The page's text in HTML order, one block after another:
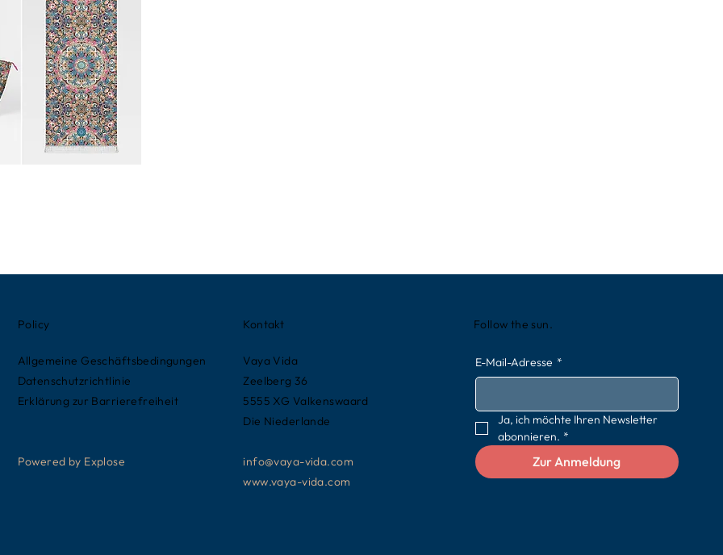
Policy
Allgemeine Geschäftsbedingungen
Datenschutzrichtlinie
Erklärung zur Barrierefreiheit
Powered by Explose
Kontakt
Vaya Vida
Zeelberg 36
5555 XG Valkenswaard
Die Niederlande
info@vaya-vida.com
www.vaya-vida.com
Follow the sun.
E-Mail-Adresse *
Ja, ich möchte Ihren Newsletter
abonnieren. *
Zur Anmeldung